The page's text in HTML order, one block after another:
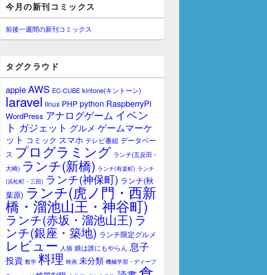
イ
ン
サ
イ
ー
ジ
ッ
ト
今月の新刊コミックス
前後一週間の新刊コミックス
タグクラウド
appleAWS EC-CUBE kintone(キントーン)
laravel linux PHPpython RaspberryPi
WordPress アナログゲーム イベン
ト ガジェット グルメ ゲームマーケ
ット コミック スマホ テレビ番組 データベー
ス プログラミング ランチ(五反田・
大崎) ランチ(新橋) ランチ(有楽町) ランチ
(浜松町・三田) ランチ(神保町) ランチ(秋
葉原) ランチ(虎ノ門・西新
橋・溜池山王・神谷町)
ランチ(赤坂・溜池山王) ラ
ンチ(銀座・築地) ランチ限定グルメ
レビュー 人狼 娘は誰にもやらん 息子
投資 数学 料理 映画 未分類 機械学習・ディープ